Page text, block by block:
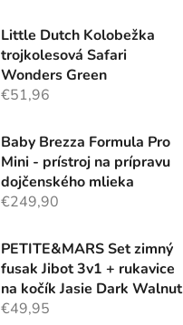
Little Dutch Kolobežka
trojkolesová Safari
Wonders Green
€51,96
Baby Brezza Formula Pro
Mini - prístroj na prípravu
dojčenského mlieka
€249,90
PETITE&MARS Set zimný
fusak Jibot 3v1 + rukavice
na kočík Jasie Dark Walnut
€49,95